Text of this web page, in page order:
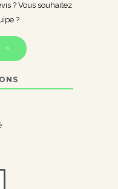
? Vous souhaitez
?